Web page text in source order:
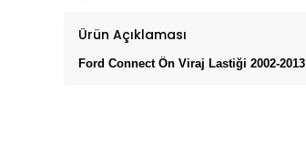
Ürün Açıklaması
Ford Connect Ön Viraj Lastiği 2002-2013